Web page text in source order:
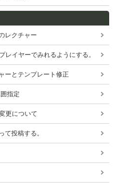
レクチャー
レイヤーでみれるようにする。
ーとテンプレート修正
指定
更について
て投稿する。